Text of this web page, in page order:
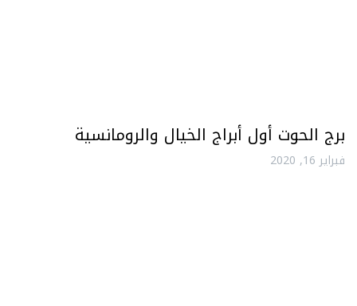
برج الحوت أول أبراج الخيال والرومانسية
فبراير 16, 2020